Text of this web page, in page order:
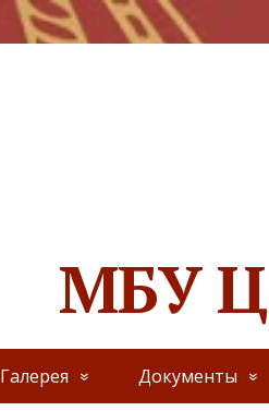
МБУ
Галерея Документы